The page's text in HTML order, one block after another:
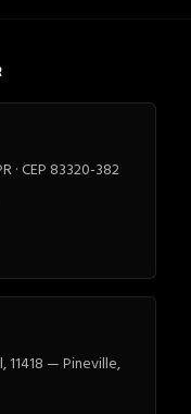
· CEP 83320-382
11418 — Pineville,